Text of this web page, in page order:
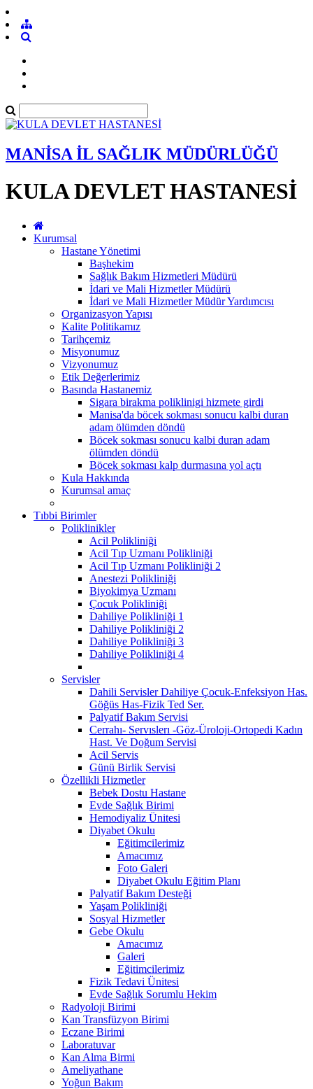
MANİSA İL SAĞLIK MÜDÜRLÜĞÜ
KULA DEVLET HASTANESİ
Kurumsal
Hastane Yönetimi
Başhekim
Sağlık Bakım Hizmetleri Müdürü
İdari ve Mali Hizmetler Müdürü
İdari ve Mali Hizmetler Müdür Yardımcısı
Organizasyon Yapısı
Kalite Politikamız
Tarihçemiz
Misyonumuz
Vizyonumuz
Etik Değerlerimiz
Basında Hastanemiz
Sigara birakma poliklinigi hizmete girdi
Manisa'da böcek sokması sonucu kalbi duran
adam ölümden döndü
Böcek sokması sonucu kalbi duran adam
ölümden döndü
Böcek sokması kalp durmasına yol açtı
Kula Hakkında
Kurumsal amaç
Tıbbi Birimler
Poliklinikler
Acil Polikliniği
Acil Tıp Uzmanı Polikliniği
Acil Tıp Uzmanı Polikliniği 2
Anestezi Polikliniği
Biyokimya Uzmanı
Çocuk Polikliniği
Dahiliye Polikliniği 1
Dahiliye Polikliniği 2
Dahiliye Polikliniği 3
Dahiliye Polikliniği 4
Servisler
Dahili Servisler Dahiliye Çocuk-Enfeksiyon Has.
Göğüs Has-Fizik Ted Ser.
Palyatif Bakım Servisi
Cerrahı- Servıslerı -Göz-Üroloji-Ortopedi Kadın
Hast. Ve Doğum Servisi
Acil Servis
Günü Birlik Servisi
Özellikli Hizmetler
Bebek Dostu Hastane
Evde Sağlık Birimi
Hemodiyaliz Ünitesi
Diyabet Okulu
Eğitimcilerimiz
Amacımız
Foto Galeri
Diyabet Okulu Eğitim Planı
Palyatif Bakım Desteği
Yaşam Polikliniği
Sosyal Hizmetler
Gebe Okulu
Amacımız
Galeri
Eğitimcilerimiz
Fizik Tedavi Ünitesi
Evde Sağlık Sorumlu Hekim
Radyoloji Birimi
Kan Transfüzyon Birimi
Eczane Birimi
Laboratuvar
Kan Alma Birmi
Ameliyathane
Yoğun Bakım